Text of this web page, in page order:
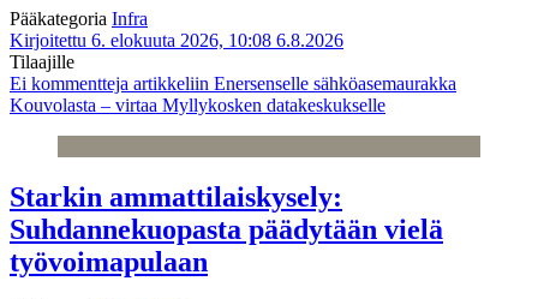
Pääkategoria Infra
Kirjoitettu 6. elokuuta 2026, 10:08 6.8.2026
Tilaajille
Ei kommentteja artikkeliin Enersenselle sähköasemaurakka
Kouvolasta – virtaa Myllykosken datakeskukselle
Starkin ammattilaiskysely:
Suhdannekuopasta päädytään vielä
työvoimapulaan